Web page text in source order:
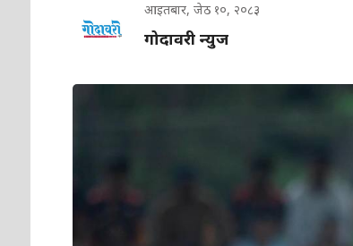
आइतबार, जेठ १०, २०८३
गोदावरी न्युज